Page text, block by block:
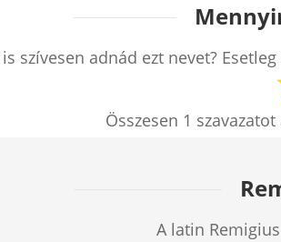
szívesen adnád ezt nevet?
Összesen 1
A latin